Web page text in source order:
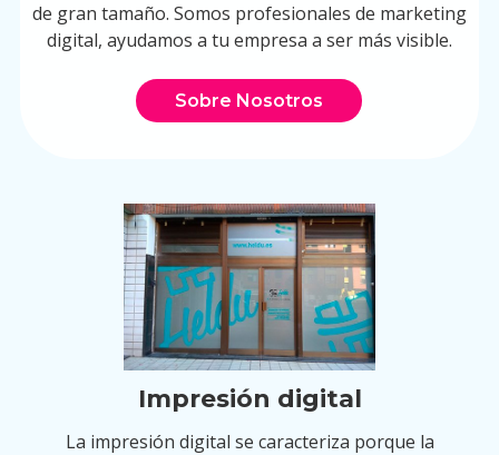
de gran tamaño. Somos profesionales de marketing
digital, ayudamos a tu empresa a ser más visible.
Sobre Nosotros
Impresión digital
La impresión digital se caracteriza porque la